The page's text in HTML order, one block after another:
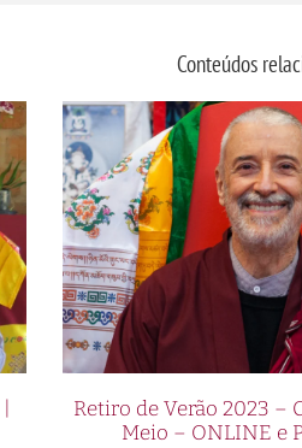
Conteúdos
Retiro de Verão 2023 –
Meio – ONLINE e